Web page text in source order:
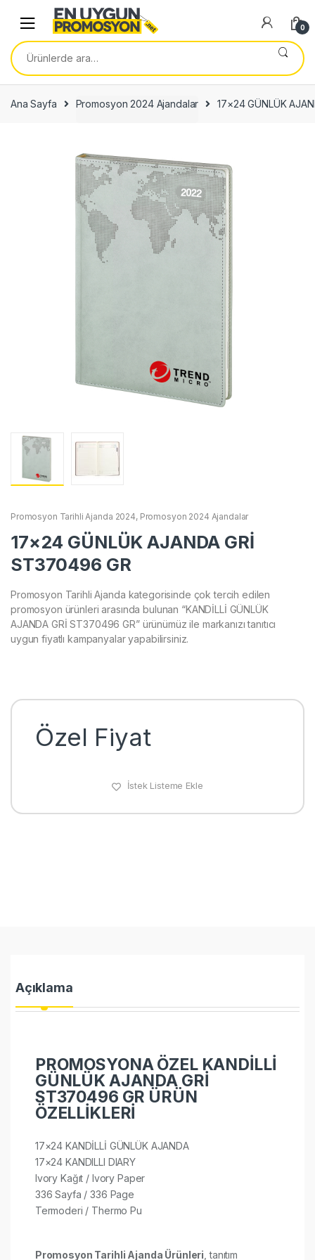
navigation
content
0
Ara:
Ana Sayfa Promosyon 2024 Ajandalar 17×24 GÜNLÜK
Promosyon Tarihli Ajanda 2024, Promosyon 2024 Ajandalar
17×24 GÜNLÜK AJANDA GRİ
ST370496 GR
Promosyon Tarihli Ajanda kategorisinde çok tercih edilen
promosyon ürünleri arasında bulunan “KANDİLLİ GÜNLÜK
AJANDA GRİ ST370496 GR” ürünümüz ile markanızı tanıtıcı
uygun fiyatlı kampanyalar yapabilirsiniz.
Özel Fiyat
İstek Listeme Ekle
Açıklama
PROMOSYONA ÖZEL KANDİLLİ
GÜNLÜK AJANDA GRİ
ST370496 GR ÜRÜN
ÖZELLİKLERİ
17×24 KANDİLLİ GÜNLÜK AJANDA
17×24 KANDILLI DIARY
Ivory Kağıt / Ivory Paper
336 Sayfa / 336 Page
Termoderi / Thermo Pu
Promosyon Tarihli Ajanda Ürünleri , tanıtım